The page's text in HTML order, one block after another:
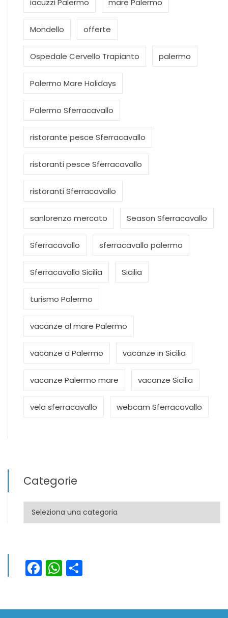
iacuzzi Palermo mare Palermo
Mondello offerte
Ospedale Cervello Trapianto palermo
Palermo Mare Holidays
Palermo Sferracavallo
ristorante pesce Sferracavallo
ristoranti pesce Sferracavallo
ristoranti Sferracavallo
sanlorenzo mercato Season Sferracavallo
Sferracavallo sferracavallo palermo
Sferracavallo Sicilia Sicilia
turismo Palermo
vacanze al mare Palermo
vacanze a Palermo vacanze in Sicilia
vacanze Palermo mare vacanze Sicilia
vela sferracavallo webcam Sferracavallo
Categorie
Categorie
Facebook
WhatsApp